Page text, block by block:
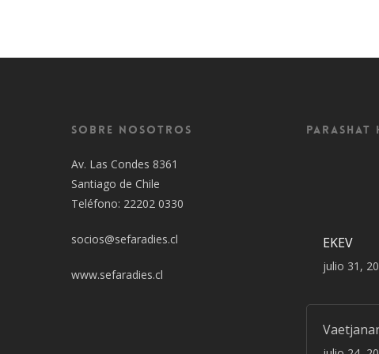
Sobre Nosotros
Av. Las Condes 8361
Santiago de Chile
Teléfono: 22202 0330
socios@sefaradies.cl
www.sefaradies.cl
Parashat
EKEV
julio 31,